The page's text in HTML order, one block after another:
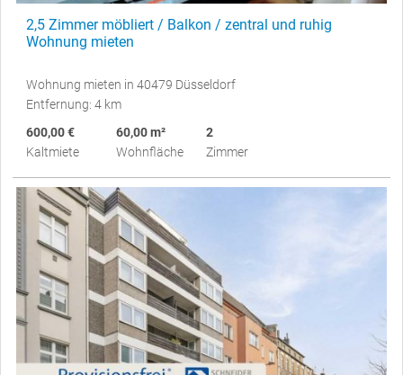
2,5 Zimmer möbliert / Balkon / zentral und ruhig
Wohnung mieten
Wohnung mieten in 40479 Düsseldorf
Entfernung: 4 km
600,00 €
Kaltmiete
60,00 m²
Wohnfläche
2
Zimmer